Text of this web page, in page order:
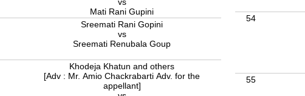
Mati Rani Gupini
Sreemati Rani Gopini
vs
Sreemati Renubala Goup
Khodeja Khatun and others
[Adv : Mr. Amio Chackrabarti Adv. for the
appellant]
54
55